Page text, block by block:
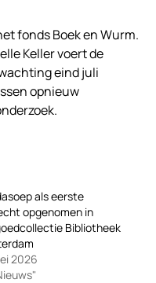
fonds Boek en Wurm.
Keller voert de
eind juli
opnieuw
als eerste
opgenomen in
Bibliotheek
2026